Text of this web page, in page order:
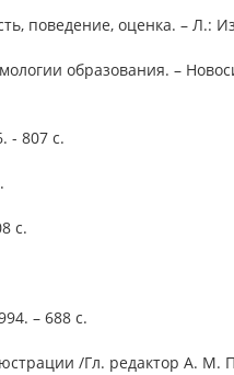
поведение, оценка. – Л.:
образования. –
- 807 с.
с.
– 688 с.
/Гл. редактор А. М.